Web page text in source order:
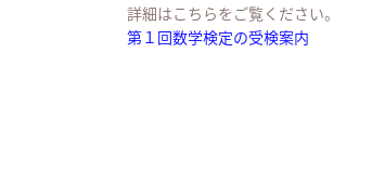
詳細はこちらをご覧ください。
第１回数学検定の受検案内